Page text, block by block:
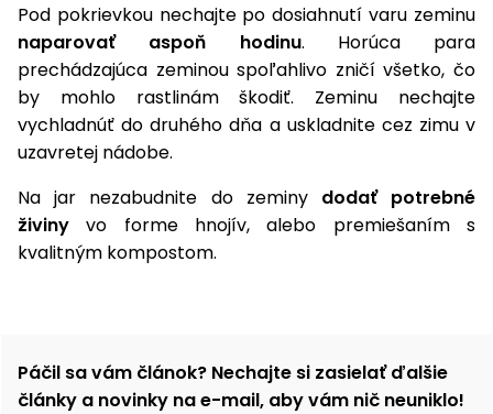
Pod pokrievkou nechajte po dosiahnutí varu zeminu
naparovať aspoň hodinu. Horúca para
prechádzajúca zeminou spoľahlivo zničí všetko, čo
by mohlo rastlinám škodiť. Zeminu nechajte
vychladnúť do druhého dňa a uskladnite cez zimu v
uzavretej nádobe.
Na jar nezabudnite do zeminy dodať potrebné
živiny vo forme hnojív, alebo premiešaním s
kvalitným kompostom.
Páčil sa vám článok? Nechajte si zasielať ďalšie
články a novinky na e-mail, aby vám nič neuniklo!